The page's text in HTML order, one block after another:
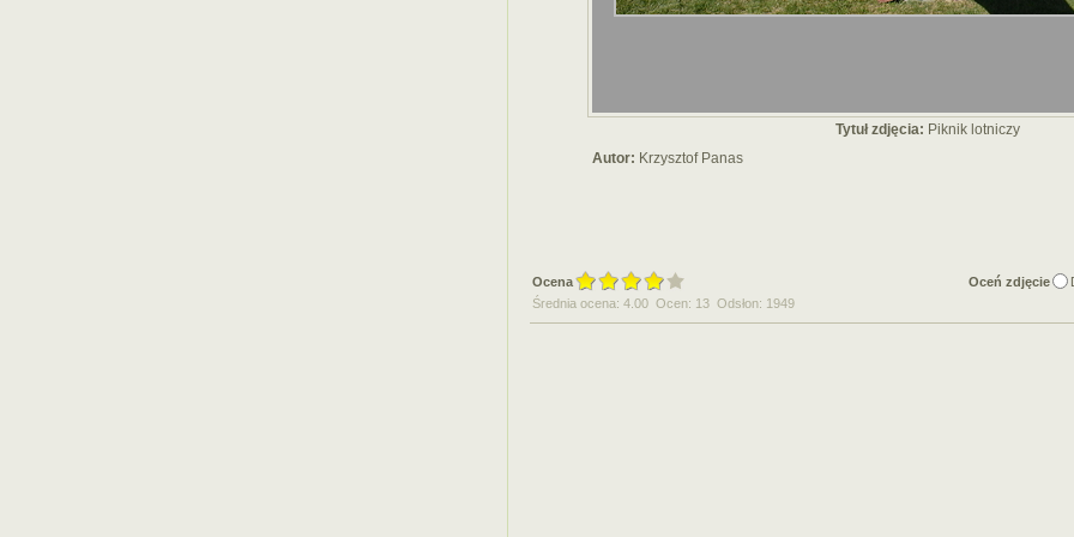
Tytuł zdjęcia: Piknik lotniczy
Autor: Krzysztof Panas
Ocena Oceń zdjęcie
Średnia ocena: 4.00 Ocen: 13 Odsłon: 1949